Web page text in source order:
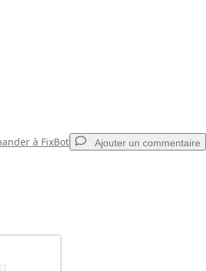
à FixBot Ajouter un commentaire